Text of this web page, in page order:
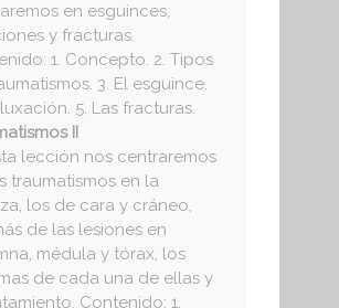
en esguinces,
y fracturas.
1. Concepto. 2. Tipos
3. El esguince.
5. Las fracturas.
II
lección nos centraremos
traumatismos en la
los de cara y cráneo,
de las lesiones en
médula y tórax, los
de cada una de ellas y
Contenido: 1.